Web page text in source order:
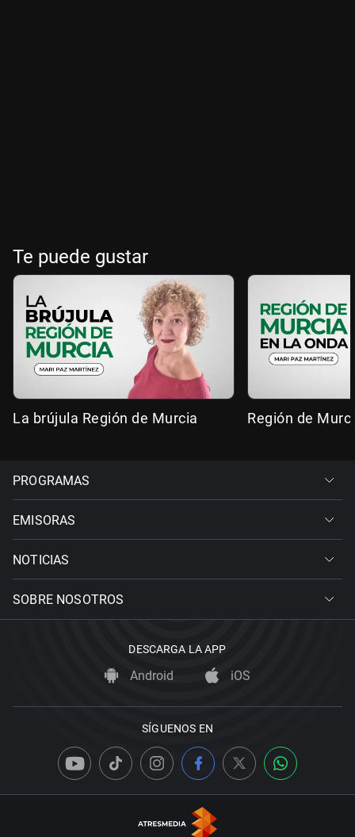
Te puede gustar
La brújula Región de Murcia Región de
PROGRAMAS
EMISORAS
NOTICIAS
SOBRE NOSOTROS
DESCARGA LA APP
Android iOS
SÍGUENOS EN